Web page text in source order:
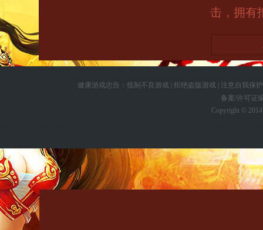
击，拥有
健康游戏忠告：抵制不良游戏 | 拒绝盗版游戏 | 注意自我保
备案/许可证
Copyright ©